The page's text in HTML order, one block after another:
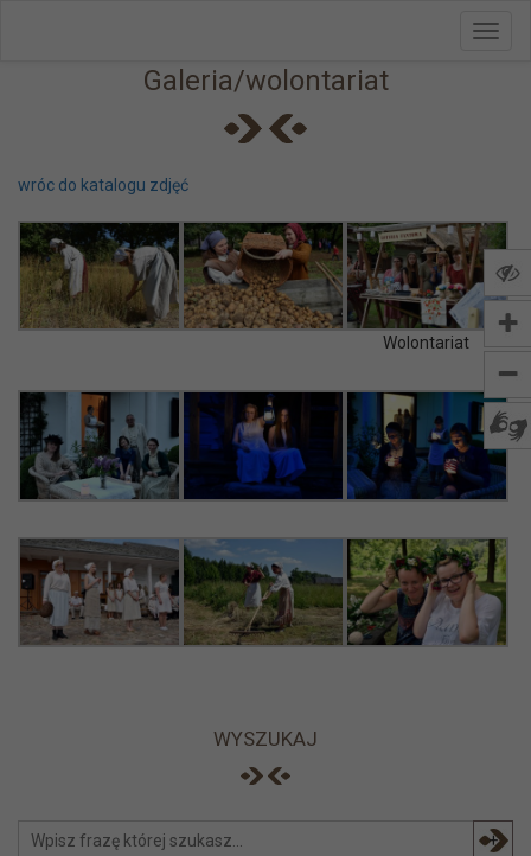
Galeria/wolontariat
wróc do katalogu zdjęć
Wolontariat
WYSZUKAJ
+